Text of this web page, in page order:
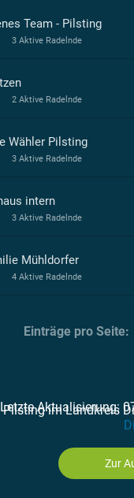
Team - Pilsting
3 Aktive Radelnde
2 Aktive Radelnde
Wähler Pilsting
3 Aktive Radelnde
intern
3 Aktive Radelnde
Mühldorfer
4 Aktive Radelnde
Letzte Aktualisierung:
Einträge pro Seite:
Pilsting im Landkreis
Zur